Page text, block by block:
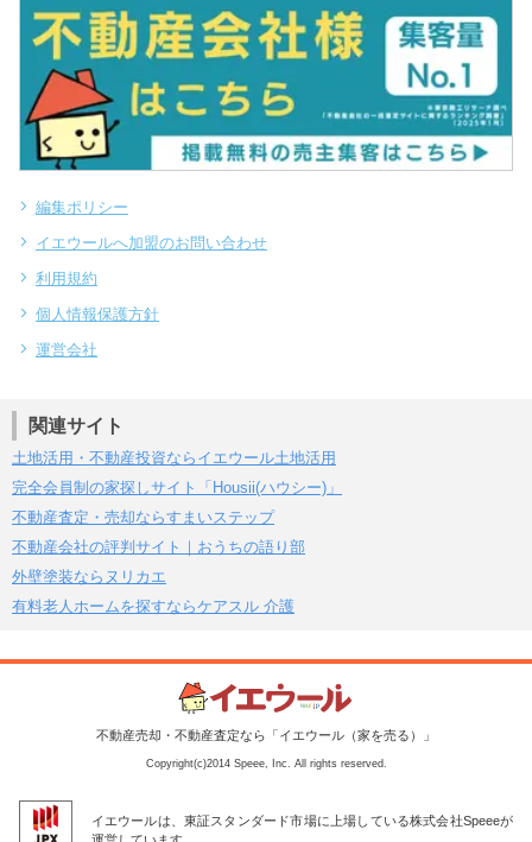
編集ポリシー
イエウールへ加盟のお問い合わせ
利用規約
個人情報保護方針
運営会社
関連サイト
土地活用・不動産投資ならイエウール土地活用
完全会員制の家探しサイト「Housii(ハウシー)」
不動産査定・売却ならすまいステップ
不動産会社の評判サイト｜おうちの語り部
外壁塗装ならヌリカエ
有料老人ホームを探すならケアスル 介護
不動産売却・不動産査定なら「イエウール（家を売る）」
Copyright(c)2014 Speee, Inc. All rights reserved.
イエウールは、東証スタンダード市場に上場している株式会社Speeeが